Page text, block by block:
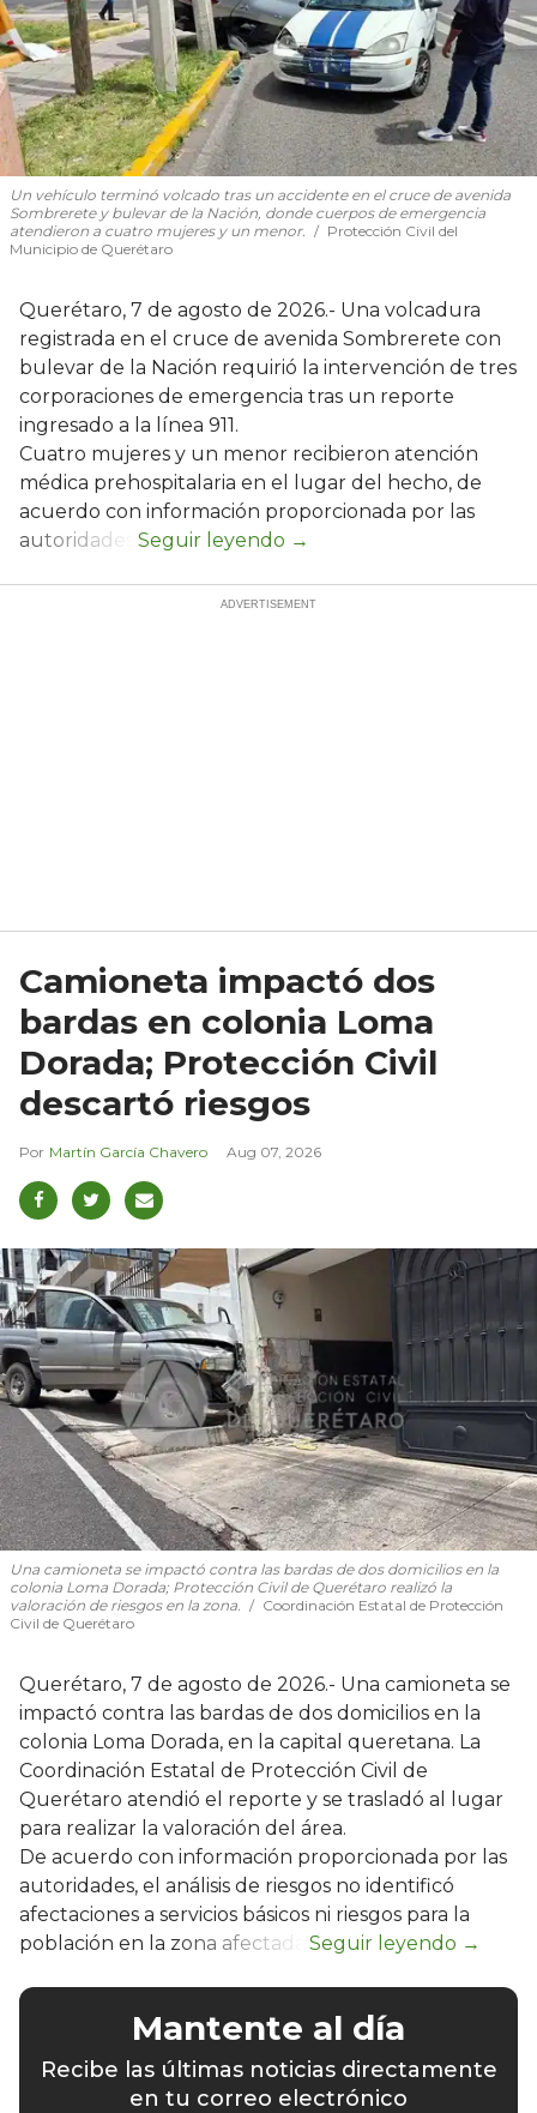
Un vehículo terminó volcado tras un accidente en el cruce de avenida
Sombrerete y bulevar de la Nación, donde cuerpos de emergencia
atendieron a cuatro mujeres y un menor.
Protección Civil del
Municipio de Querétaro
Querétaro, 7 de agosto de 2026.- Una volcadura
registrada en el cruce de avenida Sombrerete con
bulevar de la Nación requirió la intervención de tres
corporaciones de emergencia tras un reporte
ingresado a la línea 911.
Cuatro mujeres y un menor recibieron atención
médica prehospitalaria en el lugar del hecho, de
acuerdo con información proporcionada por las
autoridades.
Camioneta impactó dos
bardas en colonia Loma
Dorada; Protección Civil
descartó riesgos
Martín García Chavero Aug 07, 2026
Una camioneta se impactó contra las bardas de dos domicilios en la
colonia Loma Dorada; Protección Civil de Querétaro realizó la
valoración de riesgos en la zona.
Coordinación Estatal de Protección
Civil de Querétaro
Querétaro, 7 de agosto de 2026.- Una camioneta se
impactó contra las bardas de dos domicilios en la
colonia Loma Dorada, en la capital queretana. La
Coordinación Estatal de Protección Civil de
Querétaro atendió el reporte y se trasladó al lugar
para realizar la valoración del área.
De acuerdo con información proporcionada por las
autoridades, el análisis de riesgos no identificó
afectaciones a servicios básicos ni riesgos para la
población en la zona afectada.
Mantente al día
Recibe las últimas noticias directamente
en tu correo electrónico